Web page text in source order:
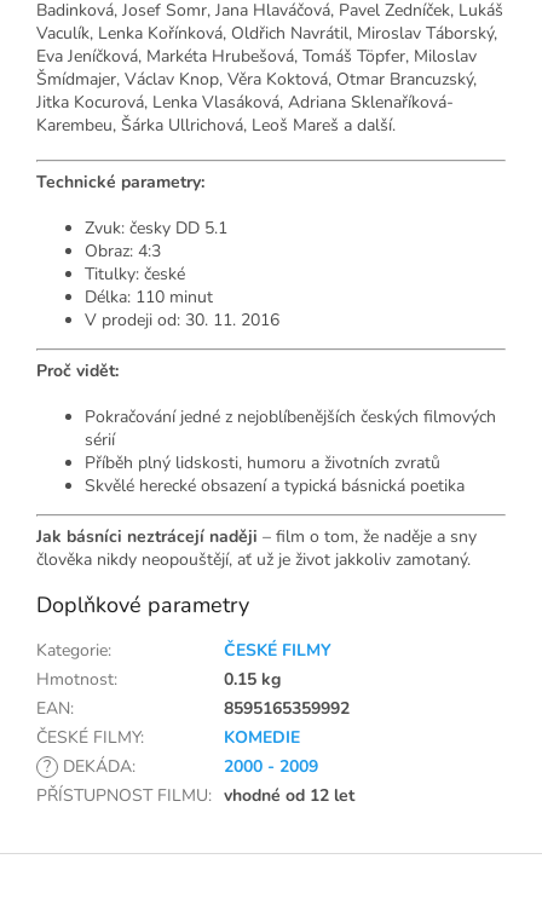
Badinková, Josef Somr, Jana Hlaváčová, Pavel Zedníček, Lukáš
Vaculík, Lenka Kořínková, Oldřich Navrátil, Miroslav Táborský,
Eva Jeníčková, Markéta Hrubešová, Tomáš Töpfer, Miloslav
Šmídmajer, Václav Knop, Věra Koktová, Otmar Brancuzský,
Jitka Kocurová, Lenka Vlasáková, Adriana Sklenaříková-
Karembeu, Šárka Ullrichová, Leoš Mareš a další.
Technické parametry:
Zvuk: česky DD 5.1
Obraz: 4:3
Titulky: české
Délka: 110 minut
V prodeji od: 30. 11. 2016
Proč vidět:
Pokračování jedné z nejoblíbenějších českých filmových
sérií
Příběh plný lidskosti, humoru a životních zvratů
Skvělé herecké obsazení a typická básnická poetika
Jak básníci neztrácejí naději – film o tom, že naděje a sny
člověka nikdy neopouštějí, ať už je život jakkoliv zamotaný.
Doplňkové parametry
Kategorie:
ČESKÉ FILMY
Hmotnost:
0.15 kg
EAN:
8595165359992
ČESKÉ FILMY:
KOMEDIE
? DEKÁDA:
2000 - 2009
PŘÍSTUPNOST FILMU: vhodné od 12 let
Z